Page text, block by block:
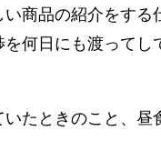
商品の紹介をする
何日にも渡って
たときのこと、